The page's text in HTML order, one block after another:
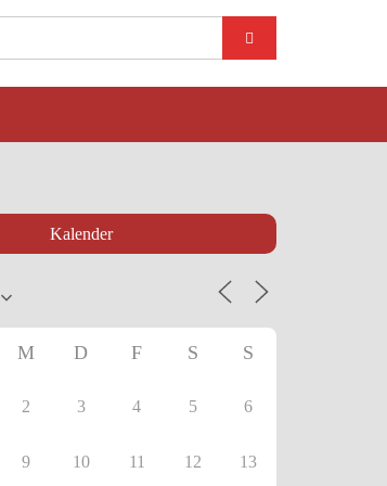
Kalender
M D F S S
2 3 4 5 6
9 10 11 12 13